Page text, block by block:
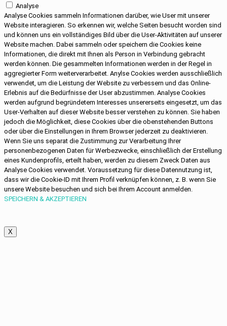
Analyse
Analyse Cookies sammeln Informationen darüber, wie User mit unserer
Website interagieren. So erkennen wir, welche Seiten besucht worden sind
und können uns ein vollständiges Bild über die User-Aktivitäten auf unserer
Website machen. Dabei sammeln oder speichern die Cookies keine
Informationen, die direkt mit Ihnen als Person in Verbindung gebracht
werden können. Die gesammelten Informationen werden in der Regel in
aggregierter Form weiterverarbeitet. Anylse Cookies werden ausschließlich
verwendet, um die Leistung der Website zu verbessern und das Online-
Erlebnis auf die Bedürfnisse der User abzustimmen. Analyse Cookies
werden aufgrund begründetem Interesses unsererseits eingesetzt, um das
User-Verhalten auf dieser Website besser verstehen zu können. Sie haben
jedoch die Möglichkeit, diese Cookies über die obenstehenden Buttons
oder über die Einstellungen in Ihrem Browser jederzeit zu deaktivieren.
Wenn Sie uns separat die Zustimmung zur Verarbeitung Ihrer
personenbezogenen Daten für Werbezwecke, einschließlich der Erstellung
eines Kundenprofils, erteilt haben, werden zu diesem Zweck Daten aus
Analyse Cookies verwendet. Voraussetzung für diese Datennutzung ist,
dass wir die Cookie-ID mit Ihrem Profil verknüpfen können, z. B. wenn Sie
unsere Website besuchen und sich bei Ihrem Account anmelden.
SPEICHERN & AKZEPTIEREN
X